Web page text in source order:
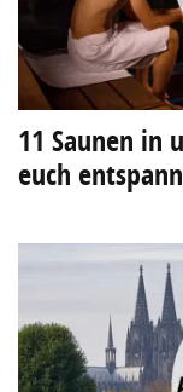
11 Saunen in
euch